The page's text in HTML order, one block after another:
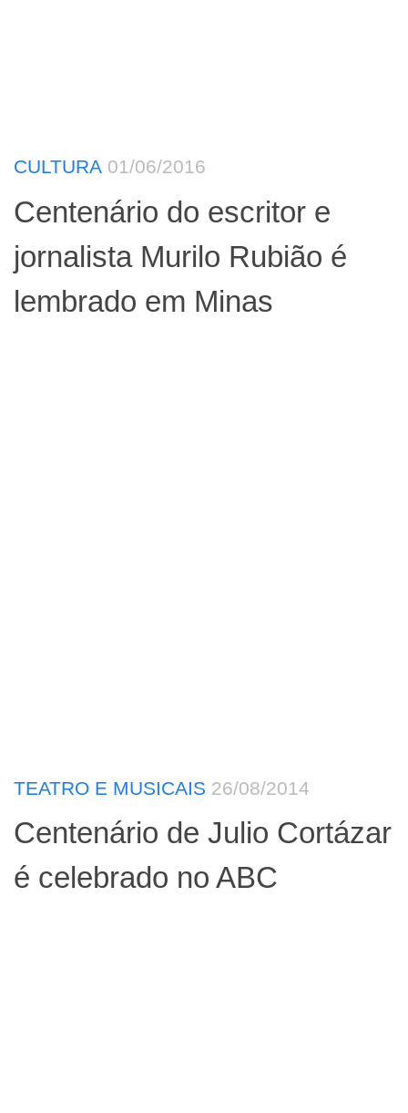
CULTURA 01/06/2016
Centenário do escritor e
jornalista Murilo Rubião é
lembrado em Minas
TEATRO E MUSICAIS 26/08/2014
Centenário de Julio Cortázar
é celebrado no ABC